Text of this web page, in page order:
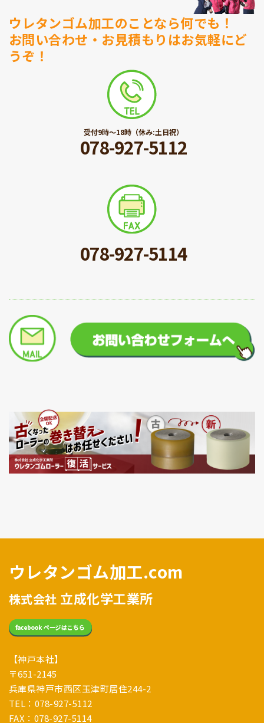
ウレタンゴム加工のことなら何でも！
お問い合わせ・お見積もりはお気軽にど
うぞ！
受付9時〜18時（休み:土日祝）
078-927-5112
078-927-5114
ウレタンゴム加工.com
株式会社 立成化学工業所
【神戸本社】
〒651-2145
兵庫県神戸市西区玉津町居住244-2
TEL：078-927-5112
FAX：078-927-5114